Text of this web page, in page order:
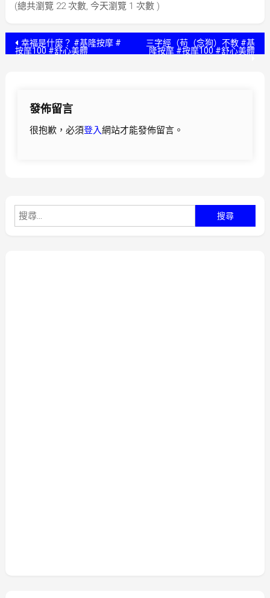
(總共瀏覽 22 次數, 今天瀏覽 1 次數 )
文幸福是什麼？ #基隆按摩 #
按摩100 #舒心美體
三字經（苟（念狗）不教 #基
隆按摩 #按摩100 #舒心美體
發佈留言
很抱歉，必須登入網站才能發佈留言。
尋